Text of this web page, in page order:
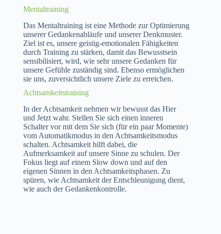
Mentaltraining
Das Mentaltraining ist eine Methode zur Optimierung
unserer Gedankenabläufe und unserer Denkmuster.
Ziel ist es, unsere geistig-emotionalen Fähigkeiten
durch Training zu stärken, damit das Bewusstsein
sensibilisiert, wird, wie sehr unsere Gedanken für
unsere Gefühle zuständig sind. Ebenso ermöglichen
sie uns, zuversichtlich unsere Ziele zu erreichen.
Achtsamkeitstraining
In der Achtsamkeit nehmen wir bewusst das Hier
und Jetzt wahr. Stellen Sie sich einen inneren
Schalter vor mit dem Sie sich (für ein paar Momente)
vom Automatikmodus in den Achtsamkeitsmodus
schalten. Achtsamkeit hilft dabei, die
Aufmerksamkeit auf unsere Sinne zu schulen. Der
Fokus liegt auf einem Slow down und auf den
eigenen Sinnen in den Achtsamkeitsphasen. Zu
spüren, wie Achtsamkeit der Entschleunigung dient,
wie auch der Gedankenkontrolle.